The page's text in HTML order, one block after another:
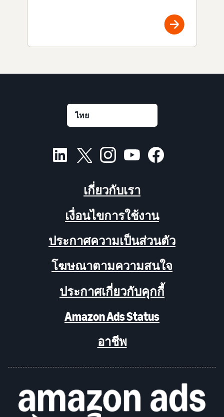
เกี่ยวกับเรา
เงื่อนไขการใช้งาน
ประกาศความเป็นส่วนตัว
โฆษณาตามความสนใจ
ประกาศเกี่ยวกับคุกกี้
Amazon Ads Status
อาชีพ